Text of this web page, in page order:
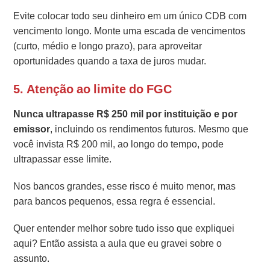
Evite colocar todo seu dinheiro em um único CDB com
vencimento longo. Monte uma escada de vencimentos
(curto, médio e longo prazo), para aproveitar
oportunidades quando a taxa de juros mudar.
5. Atenção ao limite do FGC
Nunca ultrapasse R$ 250 mil por instituição e por
emissor, incluindo os rendimentos futuros. Mesmo que
você invista R$ 200 mil, ao longo do tempo, pode
ultrapassar esse limite.
Nos bancos grandes, esse risco é muito menor, mas
para bancos pequenos, essa regra é essencial.
Quer entender melhor sobre tudo isso que expliquei
aqui? Então assista a aula que eu gravei sobre o
assunto.